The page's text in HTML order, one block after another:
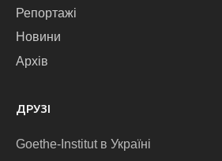
Репортажі
Новини
Архів
ДРУЗІ
Goethe-Institut в Україні